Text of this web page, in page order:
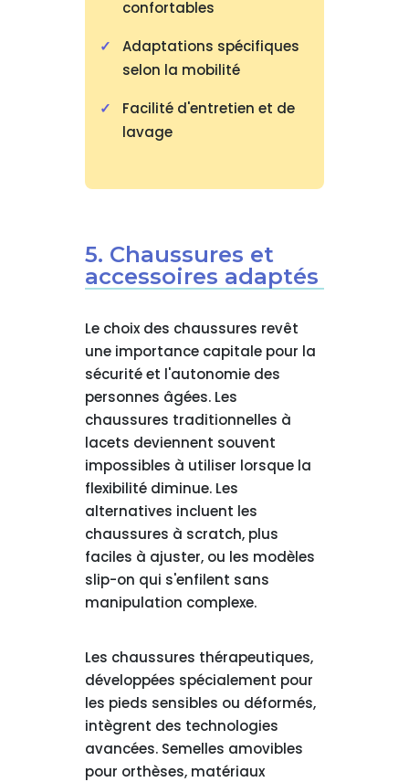
confortables
Adaptations spécifiques
selon la mobilité
Facilité d'entretien et de
lavage
5. Chaussures et
accessoires adaptés
Le choix des chaussures revêt
une importance capitale pour la
sécurité et l'autonomie des
personnes âgées. Les
chaussures traditionnelles à
lacets deviennent souvent
impossibles à utiliser lorsque la
flexibilité diminue. Les
alternatives incluent les
chaussures à scratch, plus
faciles à ajuster, ou les modèles
slip-on qui s'enfilent sans
manipulation complexe.
Les chaussures thérapeutiques,
développées spécialement pour
les pieds sensibles ou déformés,
intègrent des technologies
avancées. Semelles amovibles
pour orthèses, matériaux